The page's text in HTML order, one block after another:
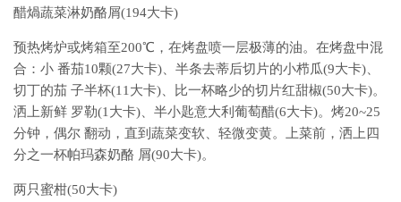
醋煱蔬菜淋奶酪屑(194大卡)
预热烤炉或烤箱至200℃，在烤盘喷一层极薄的油。在烤盘中混
合：小 番茄10颗(27大卡)、半条去蒂后切片的小栉瓜(9大卡)、
切丁的茄 子半杯(11大卡)、比一杯略少的切片红甜椒(50大卡)。
洒上新鲜 罗勒(1大卡)、半小匙意大利葡萄醋(6大卡)。烤20~25
分钟，偶尔 翻动，直到蔬菜变软、轻微变黄。上菜前，洒上四
分之一杯帕玛森奶酪 屑(90大卡)。
两只蜜柑(50大卡)